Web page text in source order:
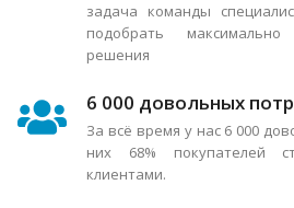
задача команды
подобрать
решения
6 000 довольных
За всё время у нас 6 000
них 68% покупателей
клиентами.